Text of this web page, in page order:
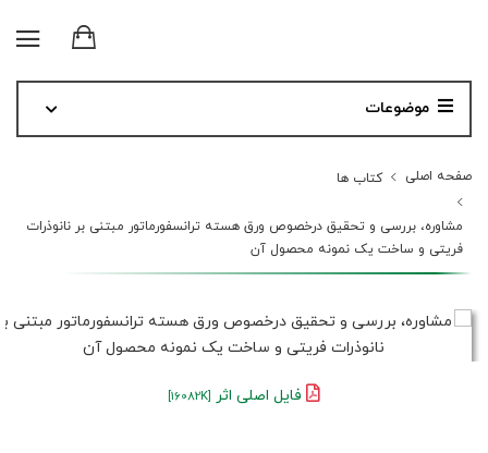
موضوعات
صفحه اصلی کتاب ها
مشاوره، بررسی و تحقیق درخصوص ورق هسته ترانسفورماتور مبتنی بر نانوذرات
فریتی و ساخت یک نمونه محصول آن
فایل اصلی اثر [16082K]